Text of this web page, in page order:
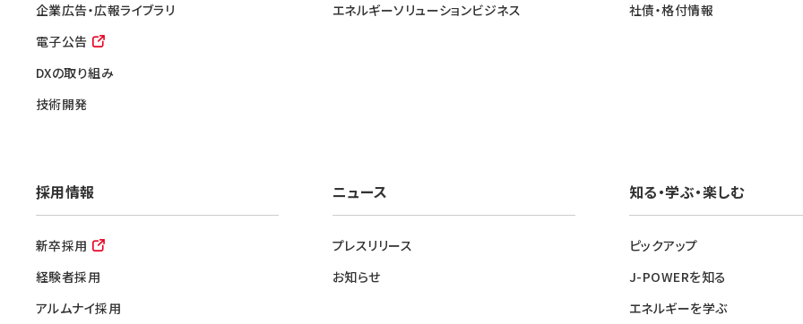
企業広告・広報ライブラリ
電子公告
DXの取り組み
技術開発
エネルギーソリューションビジネス
社債・格付情報
採用情報
新卒採用
経験者採用
アルムナイ採用
ニュース
プレスリリース
お知らせ
知る・学ぶ・楽しむ
ピックアップ
J-POWERを知る
エネルギーを学ぶ